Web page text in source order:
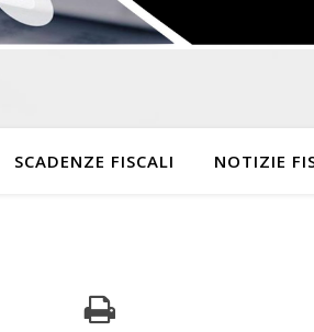
SCADENZE FISCALI NOTIZIE